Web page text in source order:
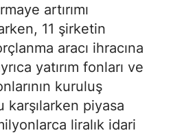
artırımı
11 şirketin
aracı ihracına
yatırım fonları ve
kuruluş
karşılarken piyasa
liralık idari